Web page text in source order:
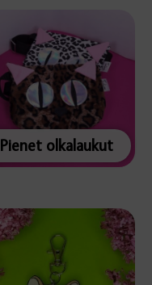
Pienet olkalaukut